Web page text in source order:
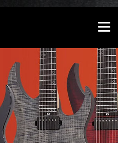
Version dieser Seite
mehr anzeigen